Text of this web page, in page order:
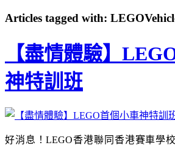
Articles tagged with:
【盡情體驗】
神特訓班
好消息！LEGO香港聯同香港賽車學